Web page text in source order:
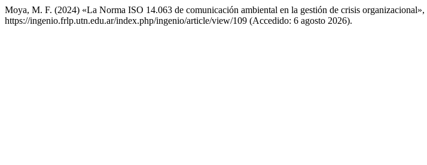
Moya, M. F. (2024) «La Norma ISO 14.063 de comunicación ambiental en la gestión de crisis organizacional»,
https://ingenio.frlp.utn.edu.ar/index.php/ingenio/article/view/109 (Accedido: 6 agosto 2026).